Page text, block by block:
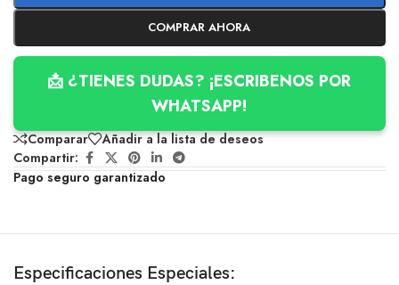
COMPRAR AHORA
📩 ¿TIENES DUDAS? ¡ESCRIBENOS POR
WHATSAPP!
Comparar
Añadir a la lista de deseos
Compartir:
Pago seguro garantizado
Especificaciones Especiales: